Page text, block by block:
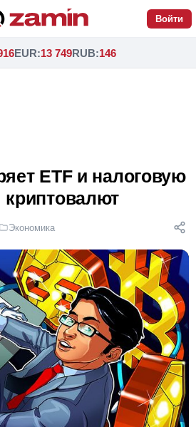
Войти
EUR:13 749RUB:146
ETF и налоговую
Экономика